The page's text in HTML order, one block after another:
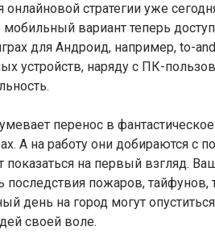
стратегии уже
вариант теперь
для Андроид, например, to-
устройств, наряду с ПК-
перенос в
А на работу они добираются с
показаться на первый взгляд.
последствия пожаров, тайфунов,
день на город могут
своей воле.